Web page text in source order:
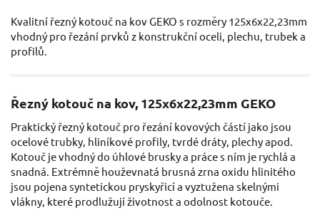
Kvalitní řezný kotouč na kov GEKO s rozměry 125x6x22,23mm
vhodný pro řezání prvků z konstrukční oceli, plechu, trubek a
profilů.
Řezný kotouč na kov, 125x6x22,23mm GEKO
Praktický řezný kotouč pro řezání kovových částí jako jsou
ocelové trubky, hliníkové profily, tvrdé dráty, plechy apod.
Kotouč je vhodný do úhlové brusky a práce s ním je rychlá a
snadná. Extrémně houževnatá brusná zrna oxidu hlinitého
jsou pojena syntetickou pryskyřicí a vyztužena skelnými
vlákny, které prodlužují životnost a odolnost kotouče.